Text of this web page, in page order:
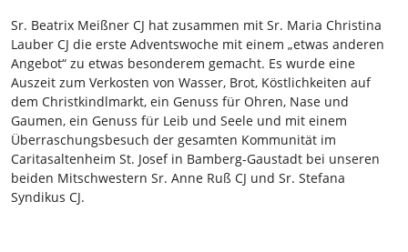
Sr. Beatrix Meißner CJ hat zusammen mit Sr. Maria Christina
Lauber CJ die erste Adventswoche mit einem „etwas anderen
Angebot“ zu etwas besonderem gemacht. Es wurde eine
Auszeit zum Verkosten von Wasser, Brot, Köstlichkeiten auf
dem Christkindlmarkt, ein Genuss für Ohren, Nase und
Gaumen, ein Genuss für Leib und Seele und mit einem
Überraschungsbesuch der gesamten Kommunität im
Caritasaltenheim St. Josef in Bamberg-Gaustadt bei unseren
beiden Mitschwestern Sr. Anne Ruß CJ und Sr. Stefana
Syndikus CJ.